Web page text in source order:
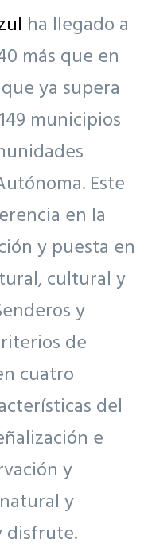
ha llegado a
más que en
ya supera
municipios
Este
en la
y puesta en
cultural y
y
de
cuatro
del
e
y
y
disfrute.